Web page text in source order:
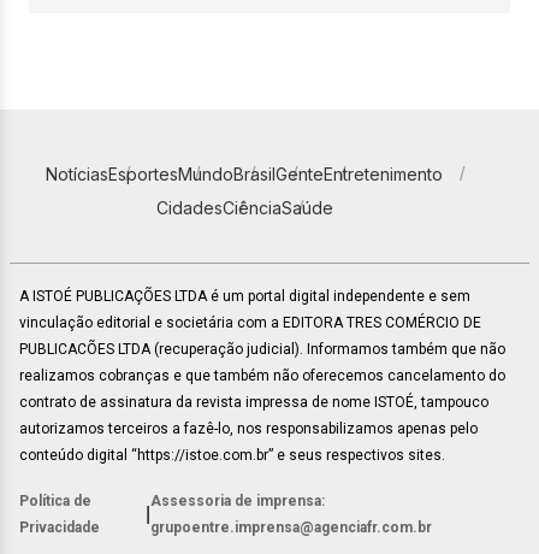
NotíciasEsportesMundoBrasilGenteEntretenimento
CidadesCiênciaSaúde
A ISTOÉ PUBLICAÇÕES LTDA é um portal digital independente e sem
vinculação editorial e societária com a EDITORA TRES COMÉRCIO DE
PUBLICACÕES LTDA (recuperação judicial). Informamos também que não
realizamos cobranças e que também não oferecemos cancelamento do
contrato de assinatura da revista impressa de nome ISTOÉ, tampouco
autorizamos terceiros a fazê-lo, nos responsabilizamos apenas pelo
conteúdo digital “https://istoe.com.br” e seus respectivos sites.
Política de
Privacidade
Assessoria de imprensa:
grupoentre.imprensa@agenciafr.com.br